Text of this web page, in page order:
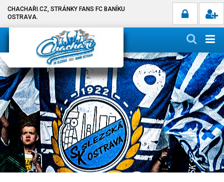
CHACHAŘI.CZ, STRÁNKY FANS FC BANÍKU
OSTRAVA.